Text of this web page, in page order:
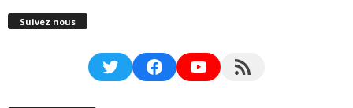
Suivez nous
TwitterFacebookYouTubeRSS Feed